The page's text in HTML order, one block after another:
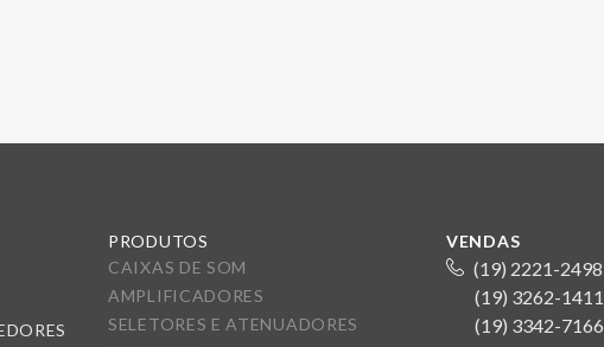
PRODUTOS
CAIXAS DE SOM
AMPLIFICADORES
SELETORES E ATENUADORES
VENDAS
(19) 2221-2498
(19) 3262-1411
(19) 3342-7166